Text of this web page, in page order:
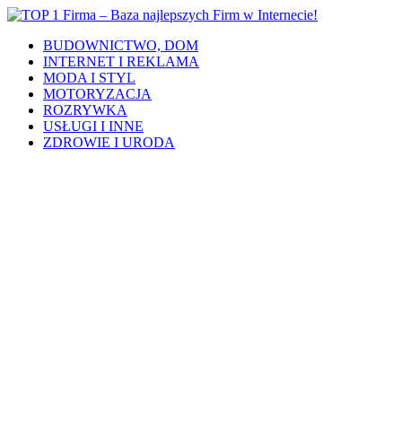
BUDOWNICTWO, DOM
INTERNET I REKLAMA
MODA I STYL
MOTORYZACJA
ROZRYWKA
USŁUGI I INNE
ZDROWIE I URODA